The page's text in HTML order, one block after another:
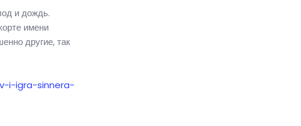
и дождь.
имени
другие, так
i-igra-sinnera-